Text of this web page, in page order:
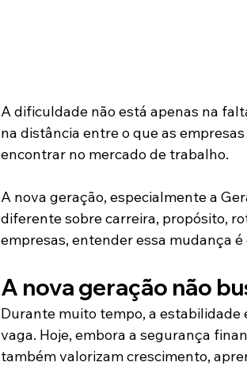
A dificuldade não está apenas na
na distância entre o que as
encontrar no mercado de trabalho.
A nova geração, especialmente a
diferente sobre carreira, propósito,
empresas, entender essa mudança
A nova geração não
Durante muito tempo, a estabilidade
vaga. Hoje, embora a segurança
também valorizam crescimento,